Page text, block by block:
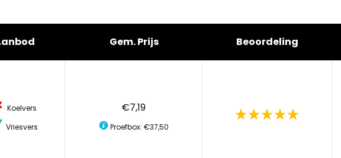
Gem. Prijs Beoordeling
Koelvers
Vriesvers
€7,19
Proefbox: €37,50